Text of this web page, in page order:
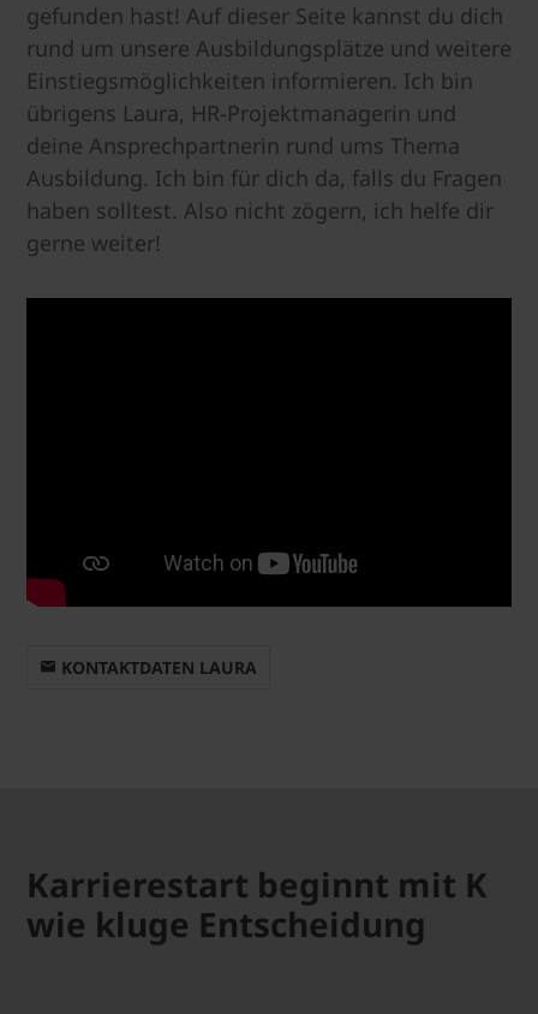
gefunden hast! Auf dieser Seite kannst du dich
rund um unsere Ausbildungsplätze und weitere
Einstiegsmöglichkeiten informieren. Ich bin
übrigens Laura, HR-Projektmanagerin und
deine Ansprechpartnerin rund ums Thema
Ausbildung. Ich bin für dich da, falls du Fragen
haben solltest. Also nicht zögern, ich helfe dir
gerne weiter!
KONTAKTDATEN LAURA
Karrierestart beginnt mit K
wie kluge Entscheidung